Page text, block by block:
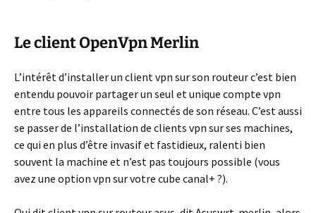
Le client OpenVpn Merlin
L’intérêt d’installer un client vpn sur son routeur c’est bien
entendu pouvoir partager un seul et unique compte vpn
entre tous les appareils connectés de son réseau. C’est aussi
se passer de l’installation de clients vpn sur ses machines,
ce qui en plus d’être invasif et fastidieux, ralenti bien
souvent la machine et n’est pas toujours possible (vous
avez une option vpn sur votre cube canal+ ?).